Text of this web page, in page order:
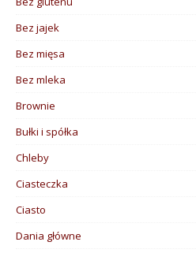
Bez jajek
Bez mięsa
Bez mleka
Brownie
Bułki i spółka
Chleby
Ciasteczka
Ciasto
Dania główne